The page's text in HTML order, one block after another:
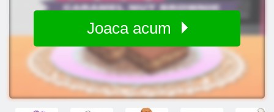
Joaca acum